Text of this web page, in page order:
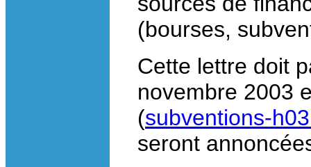
(bourses,
Cette lettre doit
novembre 2003
(subventions-
seront